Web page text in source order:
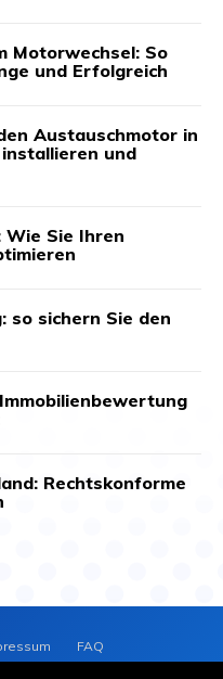
Motorwechsel: So
und Erfolgreich
Austauschmotor in
und
Sie Ihren
so sichern Sie den
Rechtskonforme
FAQ